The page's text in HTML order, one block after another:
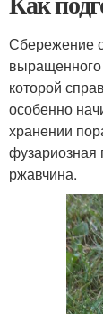
Сбережение
выращенного
которой
особенно
хранении
фузариозная
ржавчина.